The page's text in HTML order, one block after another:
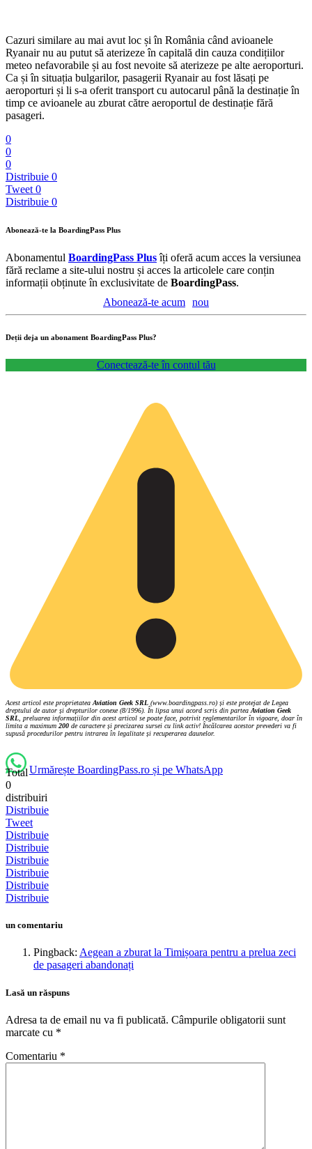
Cazuri similare au mai avut loc și în România când avioanele
Ryanair nu au putut să aterizeze în capitală din cauza condițiilor
meteo nefavorabile și au fost nevoite să aterizeze pe alte aeroporturi.
Ca și în situația bulgarilor, pasagerii Ryanair au fost lăsați pe
aeroporturi și li s-a oferit transport cu autocarul până la destinație în
timp ce avioanele au zburat către aeroportul de destinație fără
pasageri.
0
0
0
Distribuie 0
Tweet 0
Distribuie 0
Abonează-te la BoardingPass Plus
Abonamentul BoardingPass Plusîți oferă acum acces la versiunea
fără reclame a site-ului nostru și acces la articolele care conțin
informații obținute în exclusivitate de BoardingPass.
Abonează-te acum nou
Deții deja un abonament BoardingPass Plus?
Conectează-te în contul tău
Acest articol este proprietatea Aviation Geek SRL (www.boardingpass.ro) și este protejat de Legea
dreptului de autor și drepturilor conexe (8/1996). În lipsa unui acord scris din partea Aviation Geek
SRL , preluarea informațiilor din acest articol se poate face, potrivit reglementarilor în vigoare, doar în
limita a maximum 200 de caractere și precizarea sursei cu link activ! Încălcarea acestor prevederi va fi
supusă procedurilor pentru intrarea în legalitate și recuperarea daunelor.
Urmărește BoardingPass.ro și pe WhatsApp
Total
0
distribuiri
Distribuie
Tweet
Distribuie
Distribuie
Distribuie
Distribuie
Distribuie
Distribuie
un comentariu
Pingback: Aegean a zburat la Timișoara pentru a prelua zeci
de pasageri abandonați
Lasă un răspuns
Adresa ta de email nu va fi publicată. Câmpurile obligatorii sunt
marcate cu *
Comentariu *